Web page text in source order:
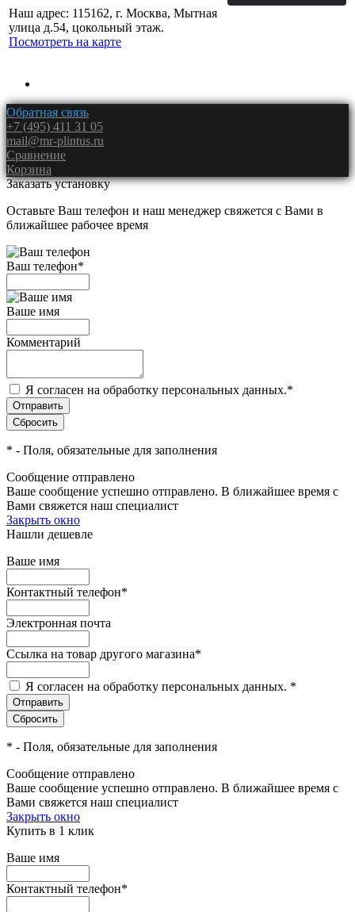
Наш адрес: 115162, г. Москва, Мытная
улица д.54, цокольный этаж.
Посмотреть на карте
Обратная связь
+7 (495) 411 31 05
mail@mr-plintus.ru
Сравнение
Корзина
Заказать установку
Оставьте Ваш телефон и наш менеджер свяжется с Вами в
ближайшее рабочее время
Ваш телефон*
Ваше имя
Комментарий
Я согласен на обработку персональных данных.*
* - Поля, обязательные для заполнения
Сообщение отправлено
Ваше сообщение успешно отправлено. В ближайшее время с
Вами свяжется наш специалист
Закрыть окно
Нашли дешевле
Ваше имя
Контактный телефон*
Электронная почта
Ссылка на товар другого магазина*
Я согласен на обработку персональных данных. *
* - Поля, обязательные для заполнения
Сообщение отправлено
Ваше сообщение успешно отправлено. В ближайшее время с
Вами свяжется наш специалист
Закрыть окно
Купить в 1 клик
Ваше имя
Контактный телефон*